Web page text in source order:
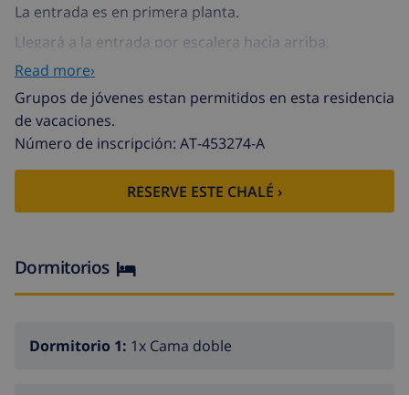
La entrada es en primera planta.
Llegará a la entrada por escalera hacia arriba.
Plaza Antonio es un chalé individual con piscina
privada.
Planta baja: Aquí se encuentran:
La primera planta: Aquí se encuentran:
cocina americana
Read more›
Grupos de jóvenes estan permitidos en esta residencia
de vacaciones.
Número de inscripción: AT-453274-A
RESERVE ESTE CHALÉ ›
Dormitorios
Dormitorio 1: 1x Cama doble